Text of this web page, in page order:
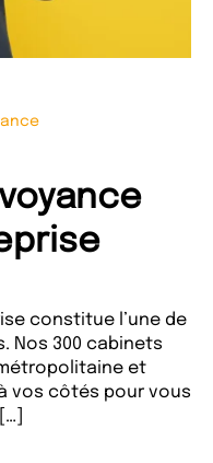
constitue l’une de
Nos 300 cabinets
et
vos côtés pour vous